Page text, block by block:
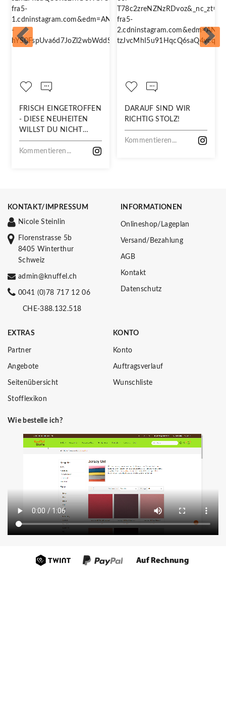
FRISCH EINGETROFFEN
- DIESE NEUHEITEN
WILLST DU NICHT
VERPASSEN!
Kommentieren...
DARAUF SIND WIR
RICHTIG STOLZ!
Kommentieren...
KONTAKT/IMPRESSUM
Nicole Steinlin
Florenstrasse 5b
8405 Winterthur
Schweiz
admin@knuffel.ch
0041 (0)78 717 12 06
CHE-388.132.518
INFORMATIONEN
Onlineshop/Lageplan
Versand/Bezahlung
AGB
Kontakt
Datenschutz
EXTRAS
Partner
Angebote
Seitenübersicht
Stofflexikon
KONTO
Konto
Auftragsverlauf
Wunschliste
Wie bestelle ich?